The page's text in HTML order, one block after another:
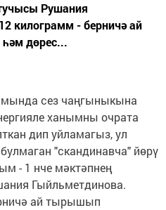
Рушания
килограмм - берничә ай
дөрес...
сез чаңгыныкына
ханымны очрата
дип уйламагыз, ул
"скандинавча" йөрү
- 1 нче мәктәпнең
Гыйльметдинова.
ай тырышып